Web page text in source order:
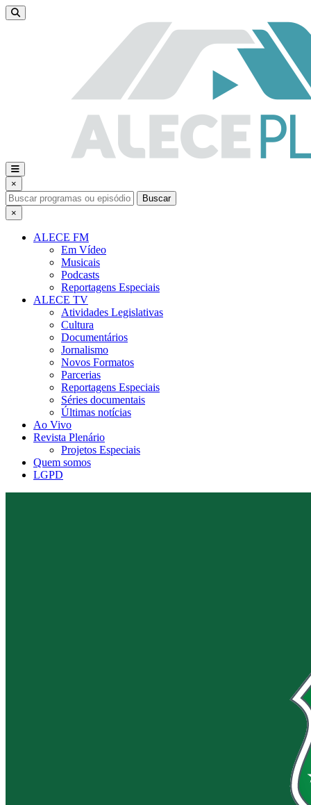
×
Buscar
×
ALECE FM
Em Vídeo
Musicais
Podcasts
Reportagens Especiais
ALECE TV
Atividades Legislativas
Cultura
Documentários
Jornalismo
Novos Formatos
Parcerias
Reportagens Especiais
Séries documentais
Últimas notícias
Ao Vivo
Revista Plenário
Projetos Especiais
Quem somos
LGPD